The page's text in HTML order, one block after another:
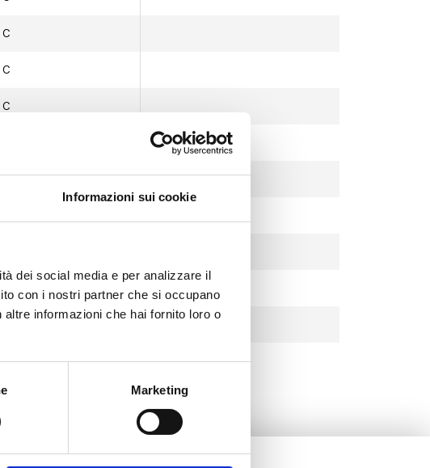
Informazioni sui cookie
dei social media e per analizzare il
con i nostri partner che si occupano
informazioni che hai fornito loro o
Marketing
C
C
C
C
C